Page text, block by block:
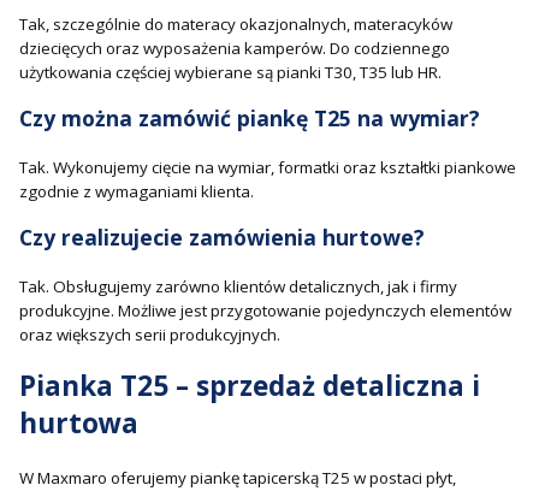
Tak, szczególnie do materacy okazjonalnych, materacyków
dziecięcych oraz wyposażenia kamperów. Do codziennego
użytkowania częściej wybierane są pianki T30, T35 lub HR.
Czy można zamówić piankę T25 na wymiar?
Tak. Wykonujemy cięcie na wymiar, formatki oraz kształtki piankowe
zgodnie z wymaganiami klienta.
Czy realizujecie zamówienia hurtowe?
Tak. Obsługujemy zarówno klientów detalicznych, jak i firmy
produkcyjne. Możliwe jest przygotowanie pojedynczych elementów
oraz większych serii produkcyjnych.
Pianka T25 – sprzedaż detaliczna i
hurtowa
W Maxmaro oferujemy piankę tapicerską T25 w postaci płyt,